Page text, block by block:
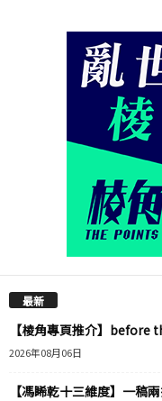
最新
【棱角專頁推介】before
2026年08月06日
【馮睎乾十三維度】一稿